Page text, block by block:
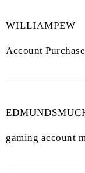
WILLIAMPEW
Account Purchase
gaming account